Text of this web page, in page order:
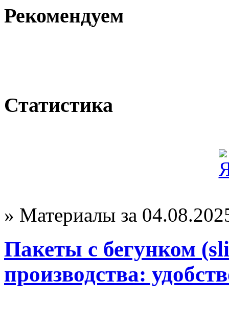
Рекомендуем
Статистика
» Материалы за
Пакеты с бегунком
производства: